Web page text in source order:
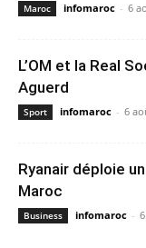
Maroc infomaroc - 6
L’OM et la Real
Aguerd
Sport infomaroc - 6
Ryanair déploie
Maroc
Business infomaroc -